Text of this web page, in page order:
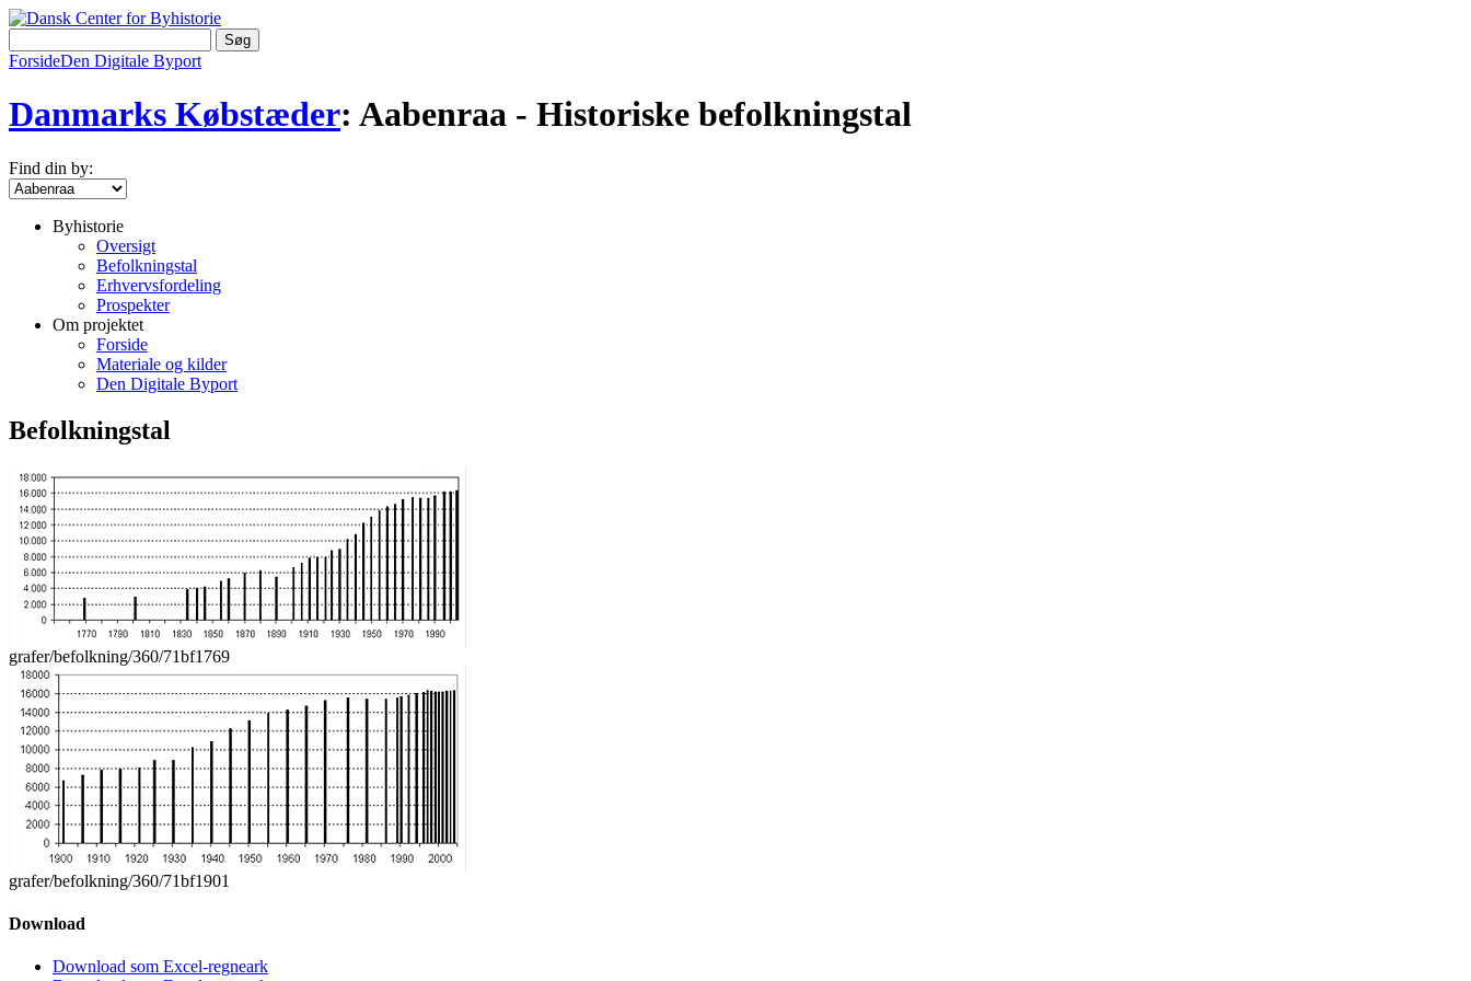
ForsideDen Digitale Byport
Danmarks Købstæder: Aabenraa - Historiske befolkningstal
Find din by:
Byhistorie
Oversigt
Befolkningstal
Erhvervsfordeling
Prospekter
Om projektet
Forside
Materiale og kilder
Den Digitale Byport
Befolkningstal
grafer/befolkning/360/71bf1769
grafer/befolkning/360/71bf1901
Download
Download som Excel-regneark